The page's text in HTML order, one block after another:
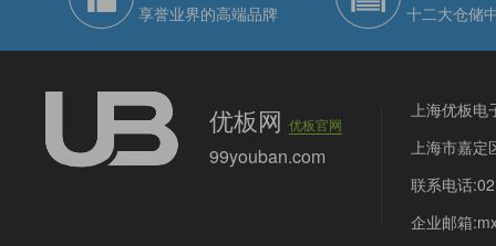
享誉业界的高端品牌 十二大仓储
优板网优板官网
99youban.com
上海优板电
上海市嘉定
联系电话
企业邮箱